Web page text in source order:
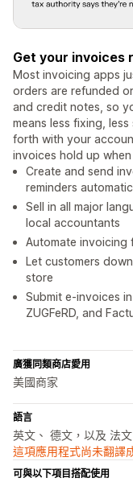
Get your
Most invoicing apps
orders are refunded
and credit notes, so
means less fixing,
forth with your
invoices hold up
Create and send
reminders
Sell in all major
local accountants
Automate invoicing
Let customers
store
Submit e-invoices
ZUGFeRD, and
廣獲同類商店愛用
美國商家
語言
英文、 德文，以及 法文
這項應用程式尚未翻譯
可與以下項目搭配使用